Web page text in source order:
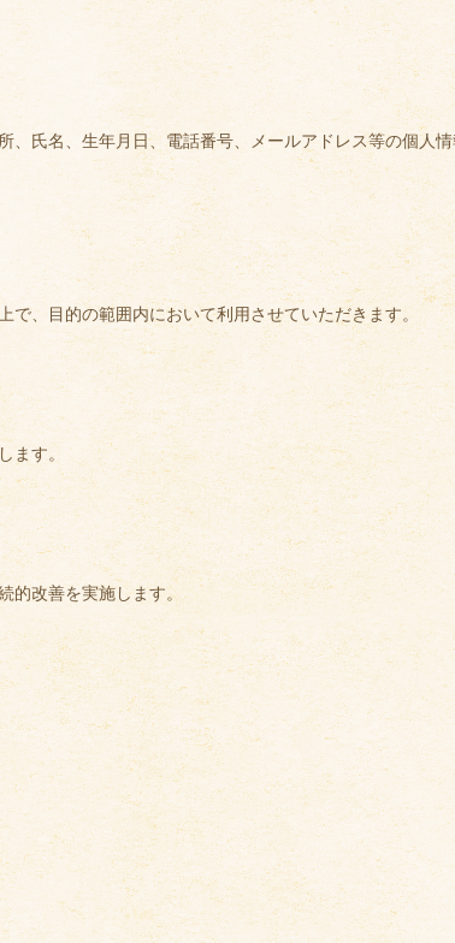
氏名、生年月日、電話番号、メールアドレス等の個人
、目的の範囲内において利用させていただきます。
ます。
的改善を実施します。